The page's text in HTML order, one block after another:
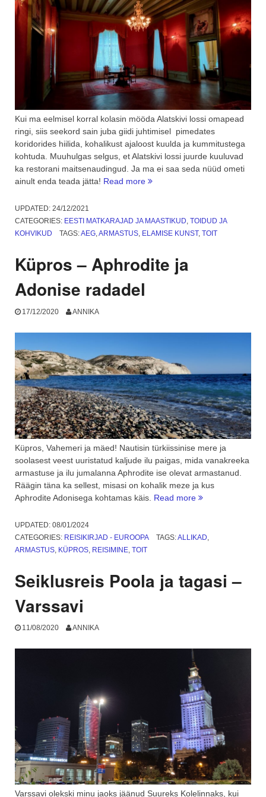
Kui ma eelmisel korral kolasin mööda Alatskivi lossi omapead
ringi, siis seekord sain juba giidi juhtimisel pimedates
koridorides hiilida, kohalikust ajaloost kuulda ja kummitustega
kohtuda. Muuhulgas selgus, et Alatskivi lossi juurde kuuluvad
ka restorani maitsenaudingud. Ja ma ei saa seda nüüd ometi
ainult enda teada jätta! Read more “Alatskivi
maitsed
ja
UPDATED: 24/12/2021
CATEGORIES: EESTI MATKARAJAD JA MAASTIKUD, TOIDUD JA
KOHVIKUD
TAGS:AEG,ARMASTUS, ELAMISE KUNST, TOIT
Küpros – Aphrodite ja
Adonise radadel
17/12/2020 ANNIKA
Küpros, Vahemeri ja mäed! Nautisin türkiissinise mere ja
soolasest veest uuristatud kaljude ilu paigas, mida vanakreeka
armastuse ja ilu jumalanna Aphrodite ise olevat armastanud.
Räägin täna ka sellest, misasi on kohalik meze ja kus
Aphrodite Adonisega kohtamas käis. Read more “Küpros
ja
UPDATED: 08/01/2024
CATEGORIES: REISIKIRJAD - EUROOPA TAGS:ALLIKAD,
ARMASTUS, KÜPROS, REISIMINE, TOIT
Seiklusreis Poola ja tagasi –
Varssavi
11/08/2020 ANNIKA
Varssavi olekski minu jaoks jäänud Suureks Kolelinnaks, kui